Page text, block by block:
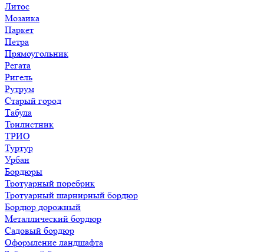
Литос
Мозаика
Паркет
Петра
Прямоугольник
Регата
Ригель
Рутрум
Старый город
Табула
Трилистник
ТРИО
Туртур
Урбан
Бордюры
Тротуарный поребрик
Тротуарный шарнирный бордюр
Бордюр дорожный
Металлический бордюр
Садовый бордюр
Оформление ландшафта